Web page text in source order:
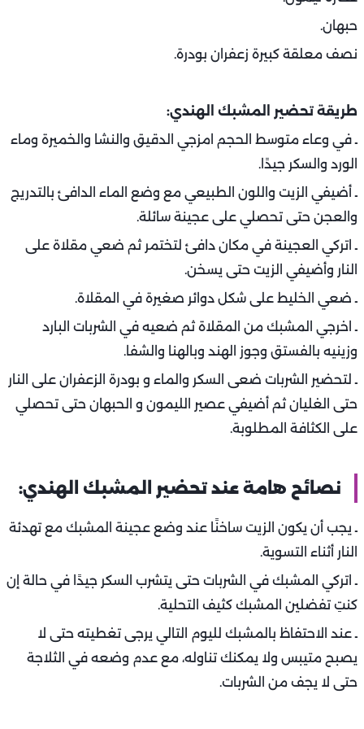
حبهان.
نصف معلقة كبيرة زعفران بودرة.
طريقة تحضير المشبك الهندي:
ـ في وعاء متوسط الحجم امزجي الدقيق والنشا والخميرة وماء
الورد والسكر جيدًا.
ـ أضيفي الزيت واللون الطبيعي مع وضع الماء الدافئ بالتدريج
والعجن حتى تحصلي على عجينة سائلة.
ـ اتركي العجينة في مكان دافئ لتختمر ثم ضعي مقلاة على
النار وأضيفي الزيت حتى يسخن.
ـ ضعي الخليط على شكل دوائر صغيرة في المقلاة.
ـ اخرجي المشبك من المقلاة ثم ضعيه في الشربات البارد
وزينيه بالفستق وجوز الهند وبالهنا والشفا.
ـ لتحضير الشربات ضعى السكر والماء و بودرة الزعفران على النار
حتى الغليان ثم أضيفي عصير الليمون و الحبهان حتى تحصلي
على الكثافة المطلوبة.
نصائح هامة عند تحضير المشبك الهندي:
ـ يجب أن يكون الزيت ساخنًا عند وضع عجينة المشبك مع تهدئة
النار أثناء التسوية.
ـ اتركي المشبك في الشربات حتى يتشرب السكر جيدًا في حالة إن
كنتِ تفضلين المشبك كثيف التحلية.
ـ عند الاحتفاظ بالمشبك لليوم التالي يرجى تغطيته حتى لا
يصبح متيبس ولا يمكنك تناوله، مع عدم وضعه في الثلاجة
حتى لا يجف من الشربات.